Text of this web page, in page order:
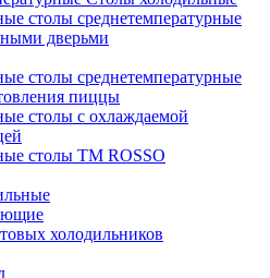
столы среднетемпературные
дверьми
столы среднетемпературные
пиццы
столы с охлаждаемой
столы ТМ ROSSO
холодильников